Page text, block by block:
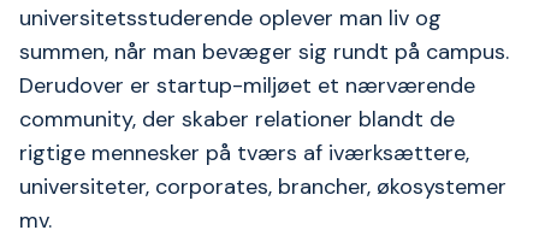
universitetsstuderende oplever man liv og
summen, når man bevæger sig rundt på campus.
Derudover er startup-miljøet et nærværende
community, der skaber relationer blandt de
rigtige mennesker på tværs af iværksættere,
universiteter, corporates, brancher, økosystemer
mv.